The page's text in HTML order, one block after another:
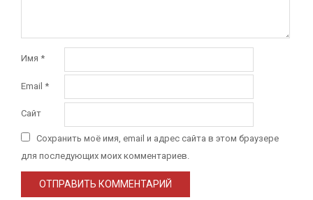
Имя *
Email *
Сайт
Сохранить моё имя, email и адрес сайта в этом браузере
для последующих моих комментариев.